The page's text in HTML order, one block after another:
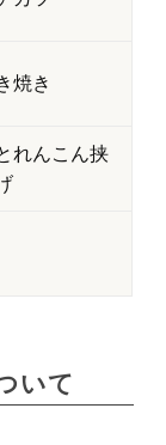
焼き
れんこん挟
いて